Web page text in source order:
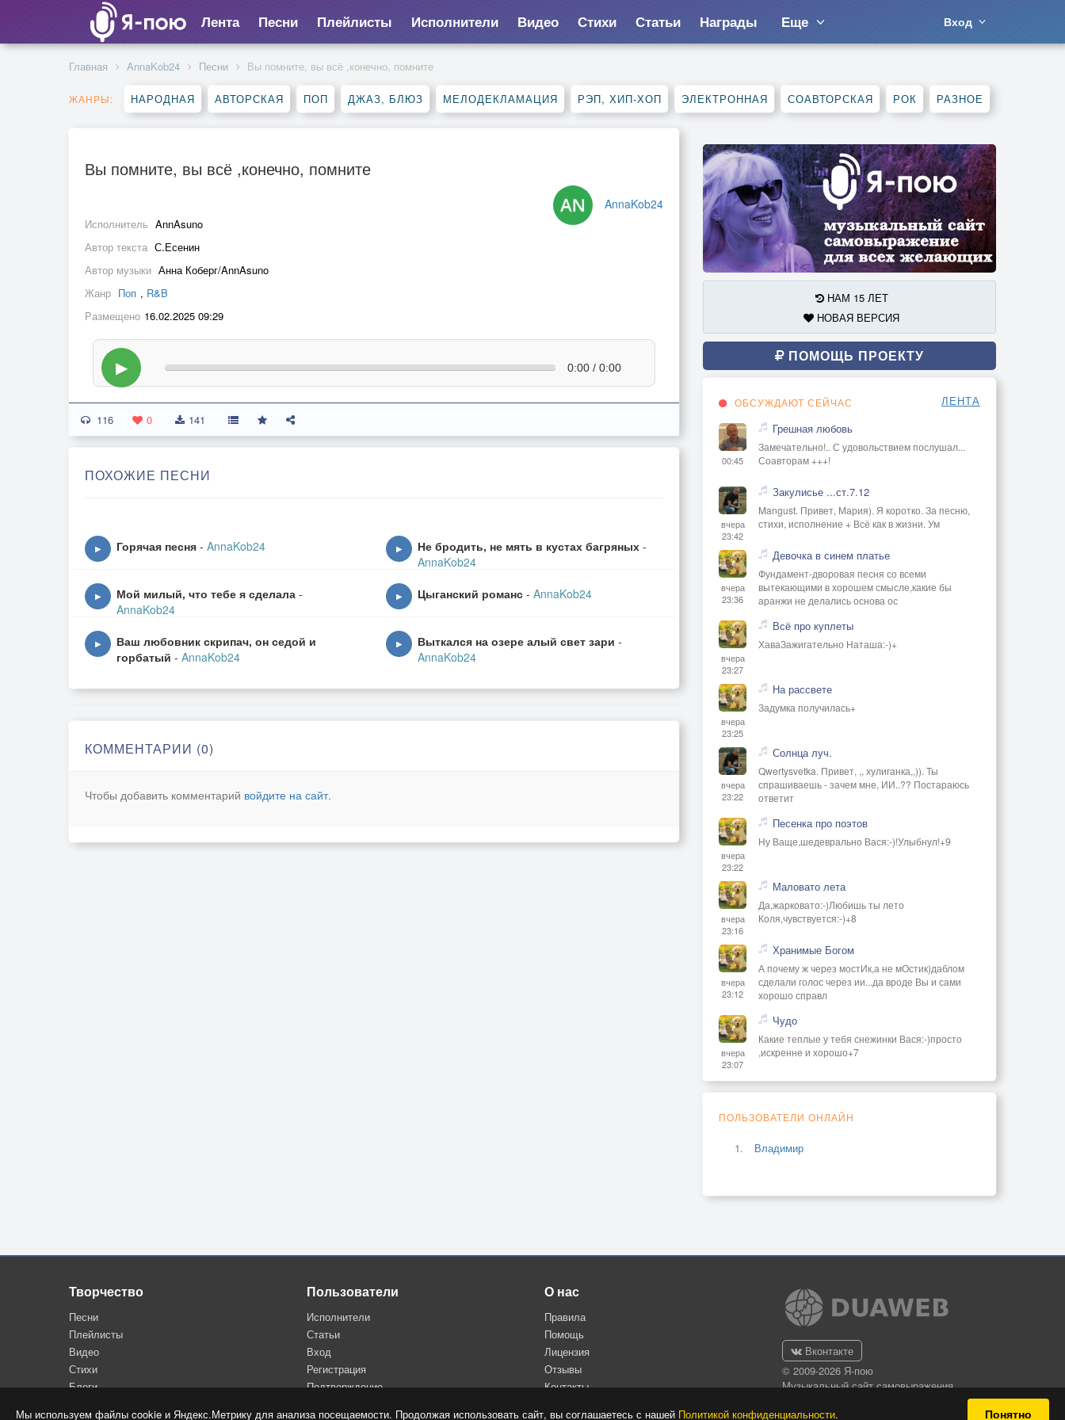
Мы используем файлы cookie и Яндекс.Метрику для анализа посещаемости. Продолжая использовать сайт, вы соглашаетесь с нашей Политикой конфиденциальности. Понятно
Лента Песни Плейлисты Исполнители Видео Стихи Статьи Награды Еще Вход
Главная AnnaKob24 Песни Вы помните, вы всё ,конечно, помните
ЖАНРЫ: НАРОДНАЯ АВТОРСКАЯ ПОП ДЖАЗ, БЛЮЗ МЕЛОДЕКЛАМАЦИЯ РЭП, ХИП-ХОП ЭЛЕКТРОННАЯ СОАВТОРСКАЯ РОК РАЗНОЕ
Вы помните, вы всё ,конечно, помните
AnnaKob24
Исполнитель AnnAsuno
Автор текста С.Есенин
Автор музыки Анна Коберг/AnnAsuno
Жанр Поп , R&B
Размещено 16.02.2025 09:29
▶ 0:00 / 0:00
116 0 141
ПОХОЖИЕ ПЕСНИ
▶ Горячая песня - AnnaKob24 ▶ Не бродить, не мять в кустах багряных -
AnnaKob24
▶ Мой милый, что тебе я сделала -
AnnaKob24
▶ Цыганский романс - AnnaKob24
▶
Ваш любовник скрипач, он седой и
горбатый - AnnaKob24
▶ Выткался на озере алый свет зари -
AnnaKob24
КОММЕНТАРИИ (0)
Чтобы добавить комментарий войдите на сайт.
НАМ 15 ЛЕТ
НОВАЯ ВЕРСИЯ
ПОМОЩЬ ПРОЕКТУ
ОБСУЖДАЮТ СЕЙЧАС ЛЕНТА
00:45
Грешная любовь
Замечательно!.. С удовольствием послушал...
Соавторам +++!
вчера
23:42
Закулисье ...ст.7.12
Mangust. Привет, Мария). Я коротко. За песню,
стихи, исполнение + Всё как в жизни. Ум
вчера
23:36
Девочка в синем платье
Фундамент-дворовая песня со всеми
вытекающими в хорошем смысле,какие бы
аранжи не делались основа ос
вчера
23:27
Всё про куплеты
ХаваЗажигательно Наташа:-)+
вчера
23:25
На рассвете
Задумка получилась+
вчера
23:22
Солнца луч.
Qwertysvetka. Привет, ,, хулиганка,,)). Ты
спрашиваешь - зачем мне, ИИ..?? Постараюсь
ответит
вчера
23:22
Песенка про поэтов
Ну Ваще,шедеврально Вася:-)!Улыбнул!+9
вчера
23:16
Маловато лета
Да,жарковато:-)Любишь ты лето
Коля,чувствуется:-)+8
вчера
23:12
Хранимые Богом
А почему ж через мостИк,а не мОстик)даблом
сделали голос через ии...да вроде Вы и сами
хорошо справл
вчера
23:07
Чудо
Какие теплые у тебя снежинки Вася:-)просто
,искренне и хорошо+7
ПОЛЬЗОВАТЕЛИ ОНЛАЙН
Владимир
Творчество
Песни
Плейлисты
Видео
Стихи
Блоги
Пользователи
Исполнители
Статьи
Вход
Регистрация
Подтверждение
О нас
Правила
Помощь
Лицензия
Отзывы
Контакты
Вконтакте
© 2009-2026 Я-пою
Музыкальный сайт самовыражения